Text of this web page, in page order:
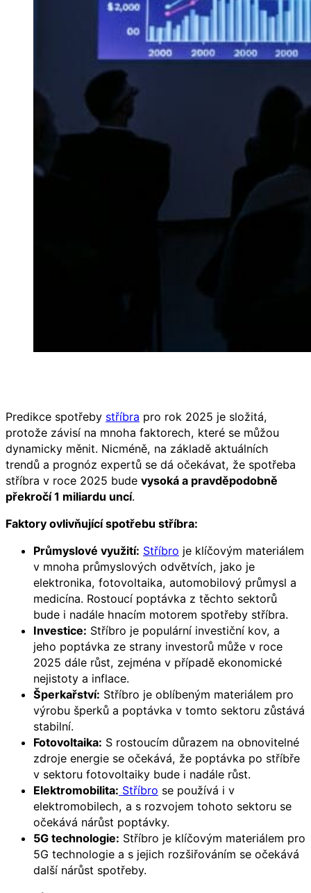
Predikce spotřeby stříbra pro rok 2025 je složitá,
protože závisí na mnoha faktorech, které se můžou
dynamicky měnit. Nicméně, na základě aktuálních
trendů a prognóz expertů se dá očekávat, že spotřeba
stříbra v roce 2025 bude vysoká a pravděpodobně
překročí 1 miliardu uncí.
Faktory ovlivňující spotřebu stříbra:
Průmyslové využití: Stříbro je klíčovým materiálem
v mnoha průmyslových odvětvích, jako je
elektronika, fotovoltaika, automobilový průmysl a
medicína. Rostoucí poptávka z těchto sektorů
bude i nadále hnacím motorem spotřeby stříbra.
Investice: Stříbro je populární investiční kov, a
jeho poptávka ze strany investorů může v roce
2025 dále růst, zejména v případě ekonomické
nejistoty a inflace.
Šperkařství: Stříbro je oblíbeným materiálem pro
výrobu šperků a poptávka v tomto sektoru zůstává
stabilní.
Fotovoltaika: S rostoucím důrazem na obnovitelné
zdroje energie se očekává, že poptávka po stříbře
v sektoru fotovoltaiky bude i nadále růst.
Elektromobilita: Stříbro se používá i v
elektromobilech, a s rozvojem tohoto sektoru se
očekává nárůst poptávky.
5G technologie: Stříbro je klíčovým materiálem pro
5G technologie a s jejich rozšiřováním se očekává
další nárůst spotřeby.